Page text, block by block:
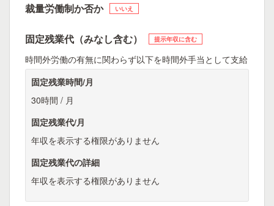
裁量労働制か否か いいえ
固定残業代（みなし含む） 提示年収に含む
時間外労働の有無に関わらず以下を時間外手当として支給
固定残業時間/月
30時間 / 月
固定残業代/月
年収を表示する権限がありません
固定残業代の詳細
年収を表示する権限がありません